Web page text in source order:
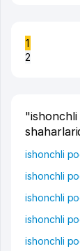
1
2
ishonchli
ishonchli
ishonchli
ishonchli
ishonchli